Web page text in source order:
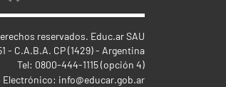
reservados. Educ.ar SAU
- C.A.B.A. CP (1429) - Argentina
Tel: 0800-444-1115 (opción 4)
Electrónico: info@educar.gob.ar